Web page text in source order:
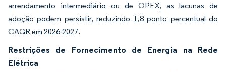
arrendamento intermediário ou de OPEX, as lacunas de
adoção podem persistir, reduzindo 1,8 ponto percentual do
CAGR em 2026-2027.
Restrições de Fornecimento de Energia na Rede
Elétrica